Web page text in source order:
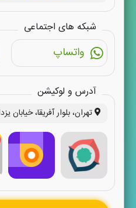
شبکه های اجتماعی
واتساپ
آدرس و لوکیشن
تهران، بلوار آفریقا، خیابان